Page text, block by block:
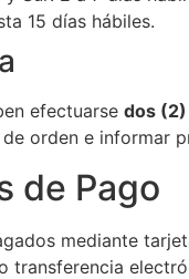
15 días hábiles.
efectuarse dos
orden e informar
de Pago
mediante
transferencia